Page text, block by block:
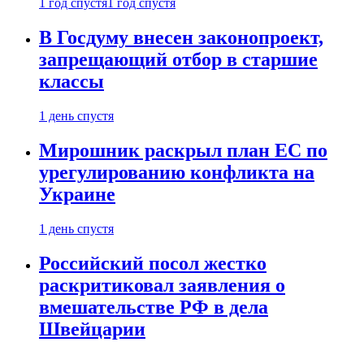
1 год спустя 1 год спустя
В Госдуму внесен законопроект,
запрещающий отбор в старшие
классы
1 день спустя
Мирошник раскрыл план ЕС по
урегулированию конфликта на
Украине
1 день спустя
Российский посол жестко
раскритиковал заявления о
вмешательстве РФ в дела
Швейцарии